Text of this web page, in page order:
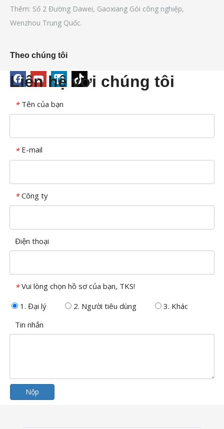
Thêm: Số 2 Đường Dawei, Gaoxiang Gói công nghiệp,
Wenzhou Trung Quốc.
Theo chúng tôi
Liên hệ với chúng tôi
* Tên của bạn
* E-mail
* Công ty
Điện thoại
* Vui lòng chọn hồ sơ của bạn, TKS!
1. Đại lý
2. Người tiêu dùng
3. Khác
Tin nhắn
Nộp